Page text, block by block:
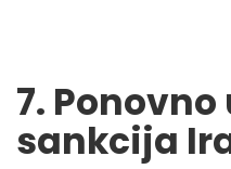
7.
sankcija